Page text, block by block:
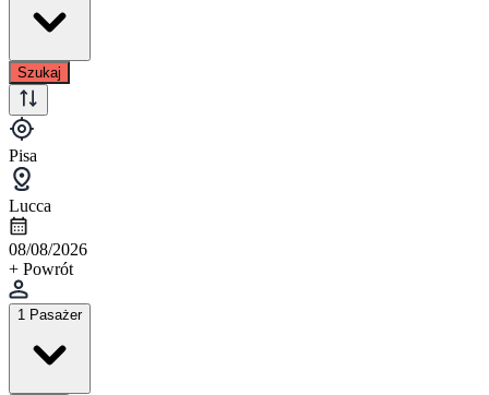
Szukaj
Pisa
Lucca
08/08/2026
+ Powrót
1 Pasażer